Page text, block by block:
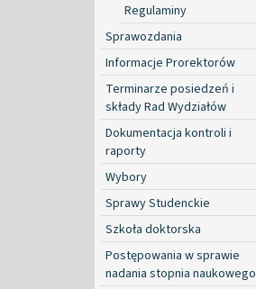
Regulaminy
Sprawozdania
Informacje Prorektorów
Terminarze posiedzeń i
składy Rad Wydziałów
Dokumentacja kontroli i
raporty
Wybory
Sprawy Studenckie
Szkoła doktorska
Postępowania w sprawie
nadania stopnia naukowego